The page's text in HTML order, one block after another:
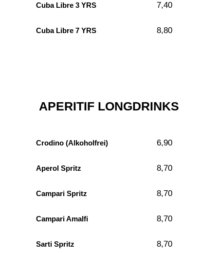
Cuba Libre 3 YRS 7,40
Cuba Libre 7 YRS 8,80
APERITIF LONGDRINKS
Crodino (Alkoholfrei) 6,90
Aperol Spritz 8,70
Campari Spritz 8,70
Campari Amalfi 8,70
Sarti Spritz 8,70